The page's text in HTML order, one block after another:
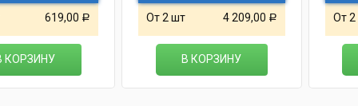
619,00 Р
КОРЗИНУ
От 2 шт 4 209,00 Р
В КОРЗИНУ
От 2